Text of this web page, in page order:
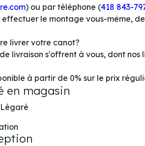
) ou par téléphone (418 843-
effectuer le montage vous-même,
livrer votre canot?
livraison s'offrent à vous, dont
à partir de 0% sur le prix
en magasin